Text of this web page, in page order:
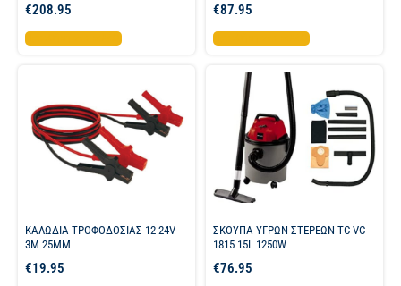
€208.95
Προσθήκη στο καλάθι
€87.95
Προσθήκη στο καλάθι
ΚΑΛΩΔΙΑ ΤΡΟΦΟΔΟΣΙΑΣ 12-24V
3M 25MM
€19.95
ΣΚΟΥΠΑ ΥΓΡΩΝ ΣΤΕΡΕΩΝ TC-VC
1815 15L 1250W
€76.95